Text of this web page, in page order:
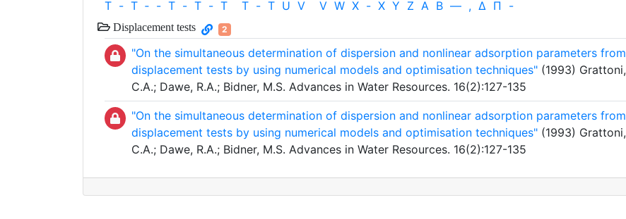
T - T ‐ - T - T - T T - T U V V W X - X Y Z Α Β — , Δ Π -
Displacement tests 2
"On the simultaneous determination of dispersion and nonlinear adsorption parameters from
displacement tests by using numerical models and optimisation techniques" (1993) Grattoni,
C.A.; Dawe, R.A.; Bidner, M.S. Advances in Water Resources. 16(2):127-135
"On the simultaneous determination of dispersion and nonlinear adsorption parameters from
displacement tests by using numerical models and optimisation techniques" (1993) Grattoni,
C.A.; Dawe, R.A.; Bidner, M.S. Advances in Water Resources. 16(2):127-135